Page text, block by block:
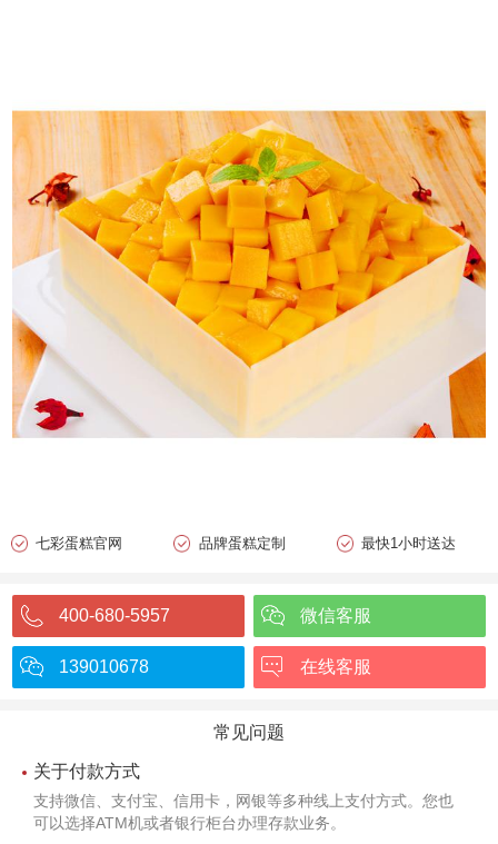
七彩蛋糕官网 品牌蛋糕定制 最快1小时送达
微信客服
400-680-5957
在线客服
139010678
常见问题
关于付款方式
支持微信、支付宝、信用卡，网银等多种线上支付方式。您也
可以选择ATM机或者银行柜台办理存款业务。